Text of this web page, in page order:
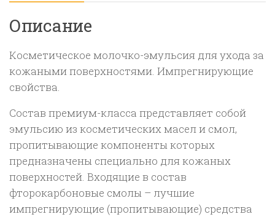
эмульсия
для
за
кожанными
поверхностями
Описание
Косметическое молочко-эмульсия для ухода за
кожаными поверхностями. Импрегнирующие
свойства.
Состав премиум-класса представляет собой
эмульсию из косметических масел и смол,
пропитывающие компоненты которых
предназначены специально для кожаных
поверхностей. Входящие в состав
фторокарбоновые смолы – лучшие
импрегнирующие (пропитывающие) средства